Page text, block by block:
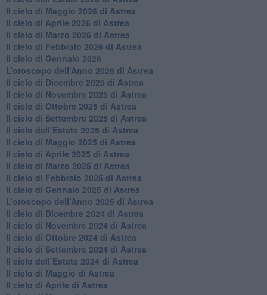
​Il cielo di Maggio 2026 di Astrea
​Il cielo di Aprile 2026 di Astrea
​Il cielo di Marzo 2026 di Astrea
​Il cielo di Febbraio 2026 di Astrea
Il cielo di Gennaio 2026
​L’oroscopo dell’Anno 2026 di Astrea
​Il cielo di Dicembre 2025 di Astrea
​Il cielo di Novembre 2025 di Astrea
​Il cielo di Ottobre 2025 di Astrea
Il cielo di Settembre 2025 di Astrea
Il cielo dell’Estate 2025 di Astrea
​Il cielo di Maggio 2025 di Astrea
​Il cielo di Aprile 2025 di Astrea
Il cielo di Marzo 2025 di Astrea
​Il cielo di Febbraio 2025 di Astrea
Il cielo di Gennaio 2025 di Astrea
​L’oroscopo dell’Anno 2025 di Astrea
​Il cielo di Dicembre 2024 di Astrea
Il cielo di Novembre 2024 di Astrea
​Il cielo di Ottobre 2024 di Astrea
​Il cielo di Settembre 2024 di Astrea
Il cielo dell’Estate 2024 di Astrea
Il cielo di Maggio di Astrea
Il cielo di Aprile di Astrea